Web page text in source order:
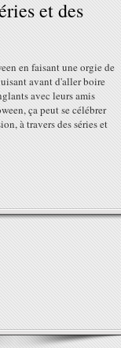
et des
en faisant une orgie de
avant d'aller boire
avec leurs amis
ça peut se célébrer
à travers des séries et